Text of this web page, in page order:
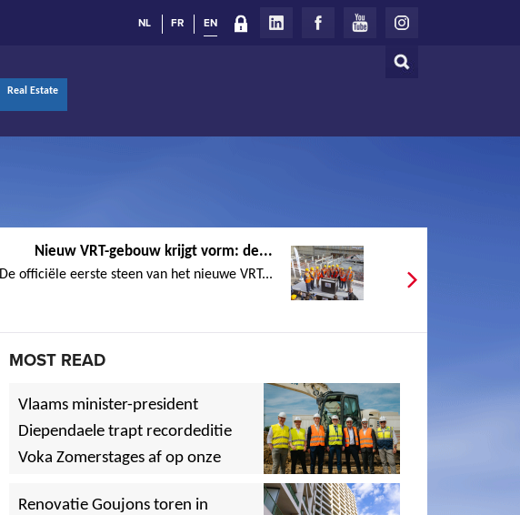
Search
NL FR EN
Real Estate
Nieuw VRT-gebouw krijgt vorm: de...
De officiële eerste steen van het nieuwe VRT...
MOST READ
Vlaams minister-president
Diependaele trapt recordeditie
Voka Zomerstages af op onze
,
Renovatie Goujons toren in